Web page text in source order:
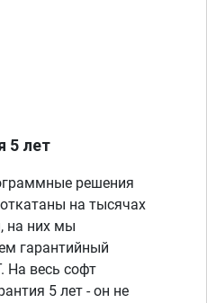
5 лет
решения
на тысячах
на них мы
гарантийный
весь софт
5 лет - он не